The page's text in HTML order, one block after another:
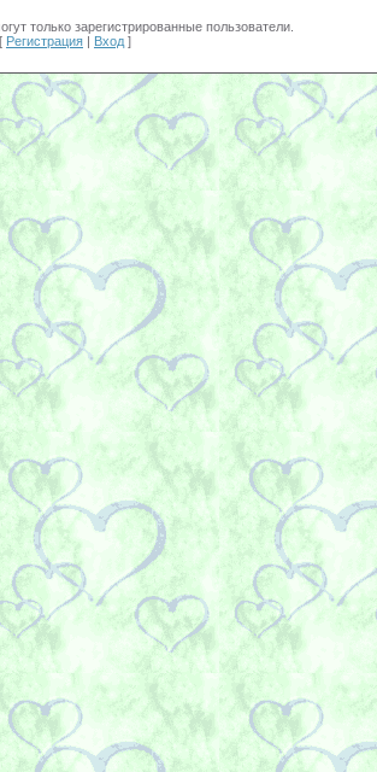
только зарегистрированные пользователи.
[ Регистрация | Вход ]